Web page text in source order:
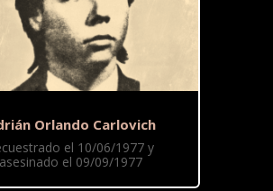
Orlando Carlovich
el 10/06/1977 y
asesinado el 09/09/1977